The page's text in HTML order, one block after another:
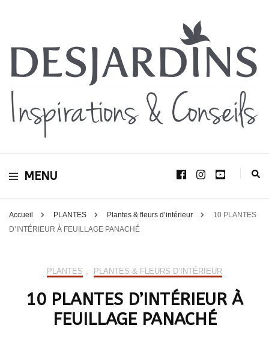
Desjardins
Inspirations &
Conseils
Avec le blog Desjardins, nous avons pour volonté de partager et de transmettre
d’aménagement d’intérieur et d’extérieur.
MENU
Accueil PLANTES Plantes & fleurs d’intérieur
10 PLANTES
D’INTÉRIEUR À FEUILLAGE PANACHÉ
PLANTES , PLANTES & FLEURS D’INTÉRIEUR
10 PLANTES D’INTÉRIEUR À
FEUILLAGE PANACHÉ